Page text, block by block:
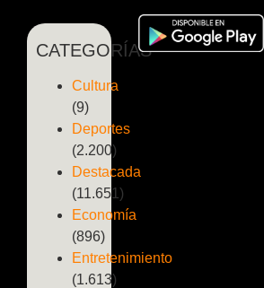
CATEGORÍAS
Cultura
(9)
Deportes
(2.200)
Destacada
(11.651)
Economía
(896)
Entretenimiento
(1.613)